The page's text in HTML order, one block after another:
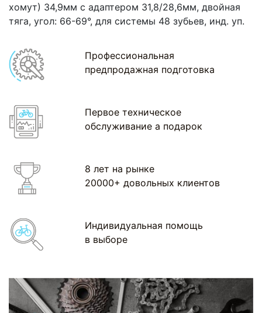
хомут) 34,9мм с адаптером 31,8/28,6мм, двойная
тяга, угол: 66-69°, для системы 48 зубьев, инд. уп.
Профессиональная
предпродажная подготовка
Первое техническое
обслуживание а подарок
8 лет на рынке
20000+ довольных клиентов
Индивидуальная помощь
в выборе